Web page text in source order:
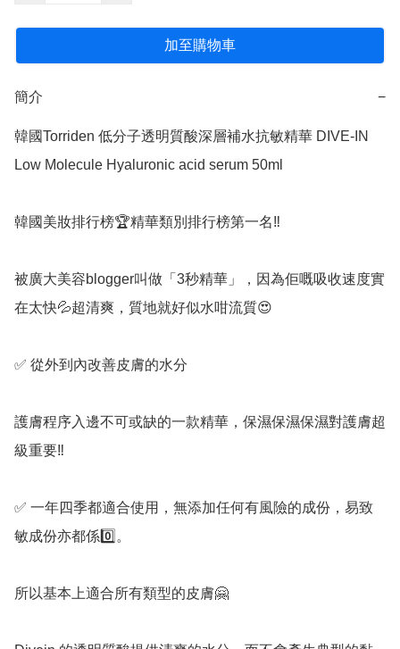
加至購物車
簡介 −
韓國Torriden 低分子透明質酸深層補水抗敏精華 DIVE-IN
Low Molecule Hyaluronic acid serum 50ml
韓國美妝排行榜🏆精華類別排行榜第一名‼️
被廣大美容blogger叫做「3秒精華」，因為佢嘅吸收速度實
在太快💦超清爽，質地就好似水咁流質😍
✅️ 從外到內改善皮膚的水分
護膚程序入邊不可或缺的一款精華，保濕保濕保濕對護膚超
級重要‼️
✅️ 一年四季都適合使用，無添加任何有風險的成份，易致
敏成份亦都係0️⃣。
所以基本上適合所有類型的皮膚🤗